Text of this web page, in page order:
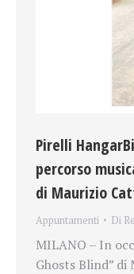
Pirelli
percorso
di Maurizio
Appuntamenti Di
MILANO – In
Ghosts Blind”